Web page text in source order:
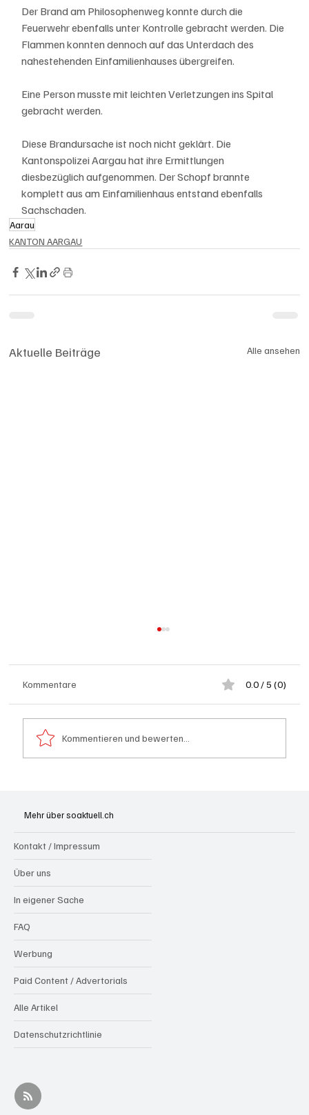
Der Brand am Philosophenweg konnte durch die
Feuerwehr ebenfalls unter Kontrolle gebracht werden. Die
Flammen konnten dennoch auf das Unterdach des
nahestehenden Einfamilienhauses übergreifen.
Eine Person musste mit leichten Verletzungen ins Spital
gebracht werden.
Diese Brandursache ist noch nicht geklärt. Die
Kantonspolizei Aargau hat ihre Ermittlungen
diesbezüglich aufgenommen. Der Schopf brannte
komplett aus am Einfamilienhaus entstand ebenfalls
Sachschaden.
Aarau
KANTON AARGAU
Aktuelle Beiträge Alle ansehen
Kommentare 0.0 / 5 (0)
Kommentieren und bewerten...
Mehr über soaktuell.ch
Kontakt / Impressum
Über uns
In eigener Sache
FAQ
Werbung
Paid Content / Advertorials
Alle Artikel
Datenschutzrichtlinie